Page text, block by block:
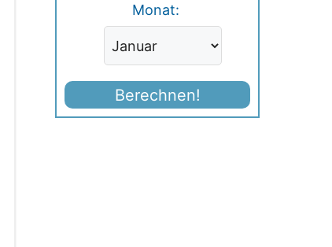
Monat:
Berechnen!